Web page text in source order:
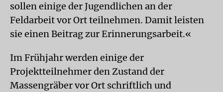
sollen einige der Jugendlichen an der
Feldarbeit vor Ort teilnehmen. Damit leisten
sie einen Beitrag zur Erinnerungsarbeit.«
Im Frühjahr werden einige der
Projektteilnehmer den Zustand der
Massengräber vor Ort schriftlich und